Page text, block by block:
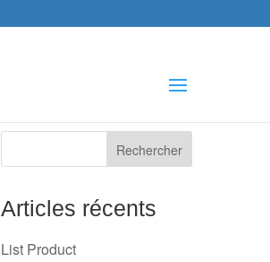
Articles récents
List Product